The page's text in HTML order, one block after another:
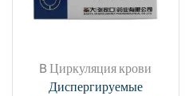
B Циркуляция крови
Диспергируемые